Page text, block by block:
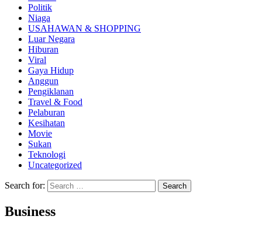
Politik
Niaga
USAHAWAN & SHOPPING
Luar Negara
Hiburan
Viral
Gaya Hidup
Anggun
Pengiklanan
Travel & Food
Pelaburan
Kesihatan
Movie
Sukan
Teknologi
Uncategorized
Search for:
Business